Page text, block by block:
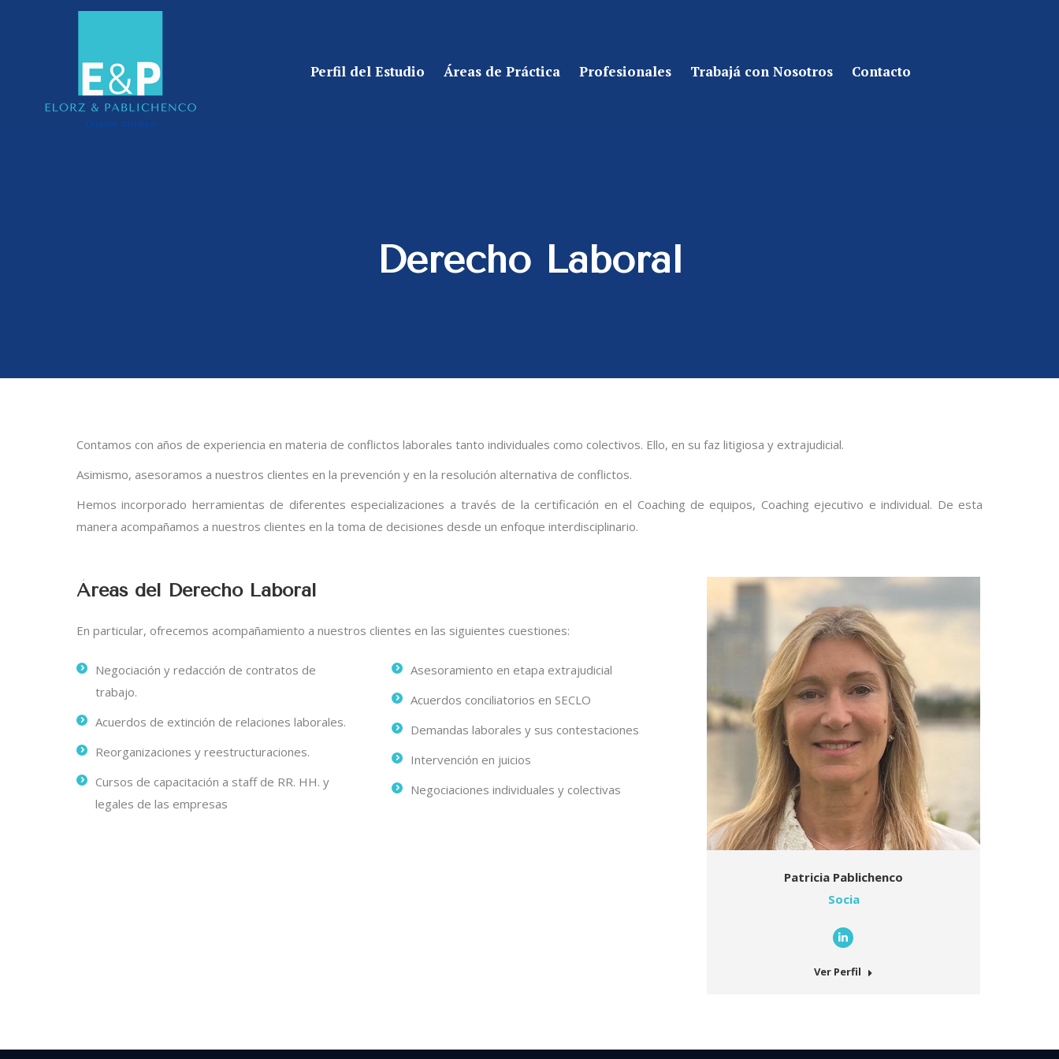
Perfil del Estudio Áreas de Práctica Profesionales Trabajá con Nosotros Contacto
Derecho Laboral
Contamos con años de experiencia en materia de conflictos laborales tanto individuales como colectivos. Ello, en su faz litigiosa y extrajudicial.
Asimismo, asesoramos a nuestros clientes en la prevención y en la resolución alternativa de conflictos.
Hemos incorporado herramientas de diferentes especializaciones a través de la certificación en el Coaching de equipos, Coaching ejecutivo e individual. De esta
manera acompañamos a nuestros clientes en la toma de decisiones desde un enfoque interdisciplinario.
Áreas del Derecho Laboral
En particular, ofrecemos acompañamiento a nuestros clientes en las siguientes cuestiones:
Negociación y redacción de contratos de
trabajo.
Acuerdos de extinción de relaciones laborales.
Reorganizaciones y reestructuraciones.
Cursos de capacitación a staff de RR. HH. y
legales de las empresas
Asesoramiento en etapa extrajudicial
Acuerdos conciliatorios en SECLO
Demandas laborales y sus contestaciones
Intervención en juicios
Negociaciones individuales y colectivas
Patricia Pablichenco
Socia
Linkedin
Ver Perfil